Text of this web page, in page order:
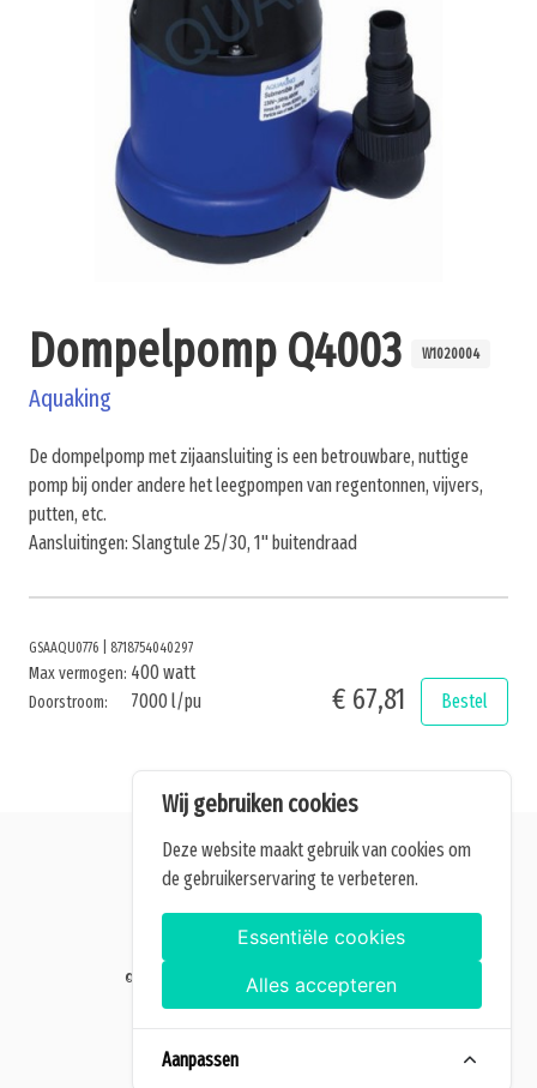
Dompelpomp Q4003 W1020004
Aquaking
De dompelpomp met zijaansluiting is een betrouwbare, nuttige
pomp bij onder andere het leegpompen van regentonnen, vijvers,
putten, etc.
Aansluitingen: Slangtule 25/30, 1" buitendraad
GSAAQU0776 8718754040297
Max vermogen: 400 watt
Doorstroom: 7000 l/pu € 67,81 Bestel
Alle getoonde prijzen zijn incl. BTW.
Algemene Voorwaarden
Manage cookies
©2026 Home of Grow — Alle rechten voorbehouden.
Wij gebruiken cookies
Deze website maakt gebruik van cookies om
de gebruikerservaring te verbeteren.
Essentiële cookies
Alles accepteren
Aanpassen